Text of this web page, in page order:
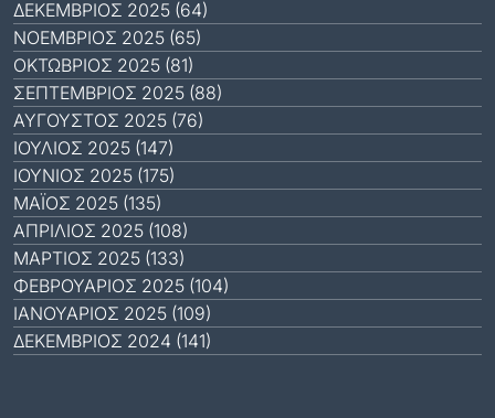
ΔΕΚΈΜΒΡΙΟΣ 2025 (64)
ΝΟΈΜΒΡΙΟΣ 2025 (65)
ΟΚΤΏΒΡΙΟΣ 2025 (81)
ΣΕΠΤΈΜΒΡΙΟΣ 2025 (88)
ΑΎΓΟΥΣΤΟΣ 2025 (76)
ΙΟΎΛΙΟΣ 2025 (147)
ΙΟΎΝΙΟΣ 2025 (175)
ΜΆΙΟΣ 2025 (135)
ΑΠΡΊΛΙΟΣ 2025 (108)
ΜΆΡΤΙΟΣ 2025 (133)
ΦΕΒΡΟΥΆΡΙΟΣ 2025 (104)
ΙΑΝΟΥΆΡΙΟΣ 2025 (109)
ΔΕΚΈΜΒΡΙΟΣ 2024 (141)